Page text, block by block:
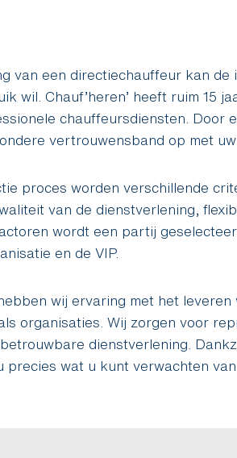
van een directiechauffeur kan
wil. Chauf’heren’ heeft ruim 15
chauffeursdiensten. Door
vertrouwensband op met
proces worden verschillende
van de dienstverlening,
wordt een partij
en de VIP.
wij ervaring met het
organisaties. Wij zorgen voor
dienstverlening.
precies wat u kunt verwachten